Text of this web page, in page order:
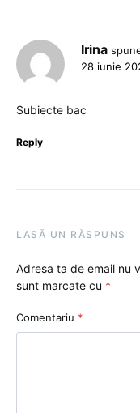
Irina
28 iunie
Subiecte bac
Reply
LASĂ UN RĂSPUNS
Adresa ta de email nu
sunt marcate cu *
Comentariu *